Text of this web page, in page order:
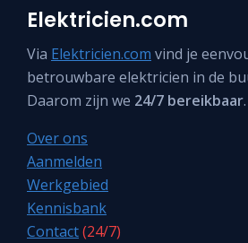
Elektricien.com
Via Elektricien.com vind je
betrouwbare elektricien in de
Daarom zijn we 24/7 bereikbaar.
Over ons
Aanmelden
Werkgebied
Kennisbank
Contact(24/7)